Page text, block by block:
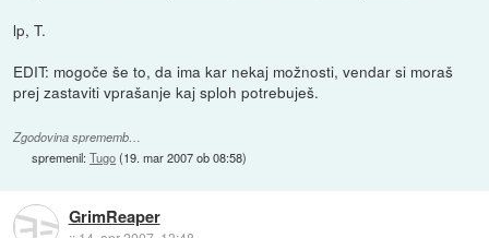
lp, T.
EDIT: mogoče še to, da ima kar nekaj možnosti, vendar si moraš
prej zastaviti vprašanje kaj sploh potrebuješ.
Zgodovina sprememb…
spremenil:Tugo(19. mar 2007 ob 08:58)
GrimReaper